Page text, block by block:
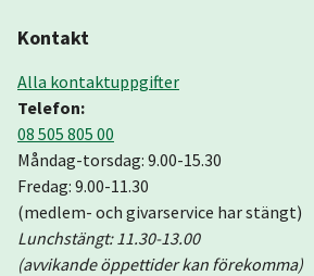
Kontakt
Alla kontaktuppgifter
Telefon:
08 505 805 00
Måndag-torsdag: 9.00-15.30
Fredag: 9.00-11.30
(medlem- och givarservice har stängt)
Lunchstängt: 11.30-13.00
(avvikande öppettider kan förekomma)